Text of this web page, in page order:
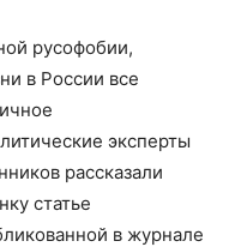
русофобии,
в России все
эксперты
рассказали
статье
в журнале